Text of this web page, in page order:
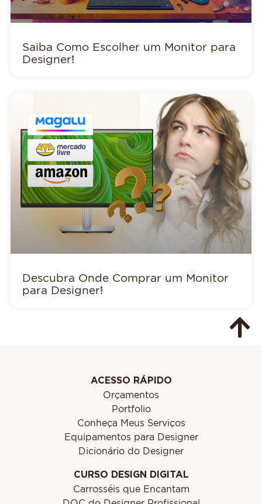
Saiba Como Escolher um Monitor para
Designer!
Descubra Onde Comprar um Monitor
para Designer!
ACESSO RÁPIDO
Orçamentos
Portfolio
Conheça Meus Serviços
Equipamentos para Designer
Dicionário do Designer
CURSO DESIGN DIGITAL
Carrosséis que Encantam